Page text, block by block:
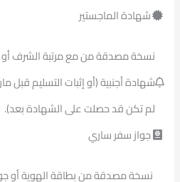
شهادة الماجستير
نسخة مصدقة من مع مرتبة الشرف أو
لم تكن قد حصلت على الشهادة بعد).
جواز سفر ساري
نسخة مصدقة من بطاقة الهوية أو